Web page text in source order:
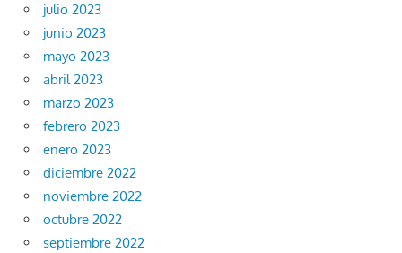
julio 2023
junio 2023
mayo 2023
abril 2023
marzo 2023
febrero 2023
enero 2023
diciembre 2022
noviembre 2022
octubre 2022
septiembre 2022